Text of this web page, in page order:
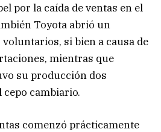
por la caída de ventas en el
Toyota abrió un
si bien a causa de
mientras que
su producción dos
cepo cambiario.
comenzó prácticamente